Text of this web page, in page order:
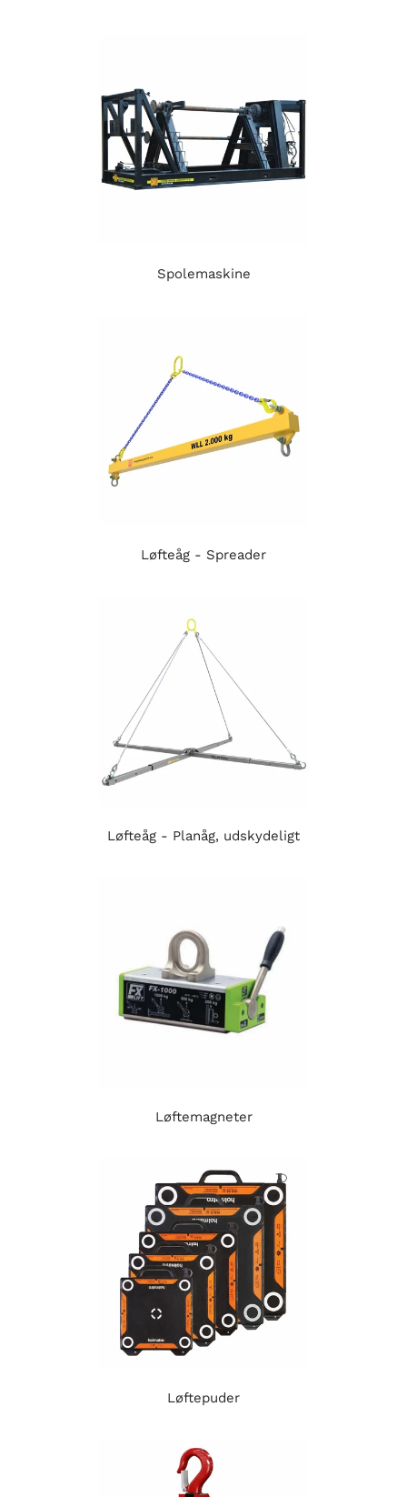
Spolemaskine
Løfteåg - Spreader
Løfteåg - Planåg, udskydeligt
Løftemagneter
Løftepuder